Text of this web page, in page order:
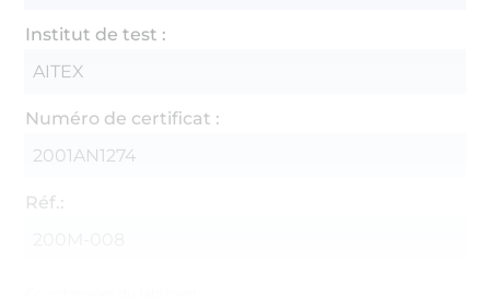
Institut de test :
AITEX
Numéro de certificat :
2001AN1274
Réf.: